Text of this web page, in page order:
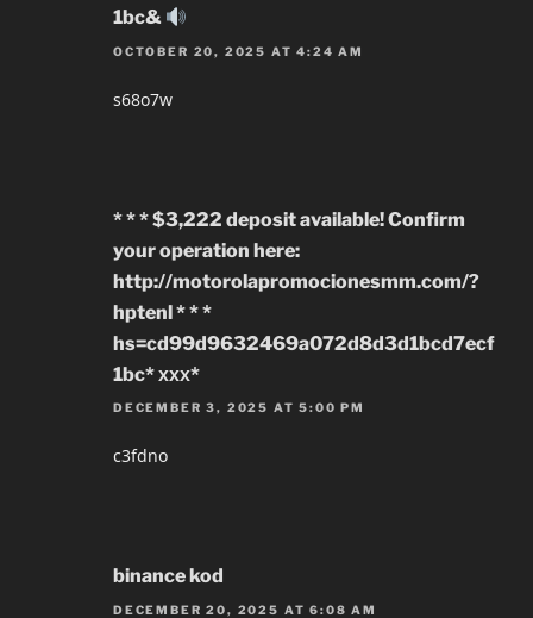
1bc&
OCTOBER 20, 2025 AT 4:24 AM
s68o7w
* * * $3,222 deposit available! Confirm
your operation here:
http://motorolapromocionesmm.com/?
hptenl * * *
hs=cd99d9632469a072d8d3d1bcd7ecf
1bc* ххх*
DECEMBER 3, 2025 AT 5:00 PM
c3fdno
binance kod
DECEMBER 20, 2025 AT 6:08 AM